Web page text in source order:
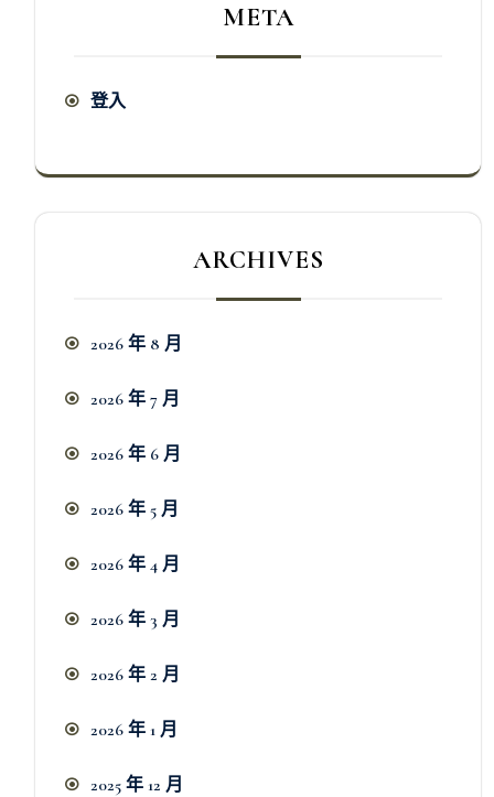
META
登入
ARCHIVES
2026 年 8 月
2026 年 7 月
2026 年 6 月
2026 年 5 月
2026 年 4 月
2026 年 3 月
2026 年 2 月
2026 年 1 月
2025 年 12 月